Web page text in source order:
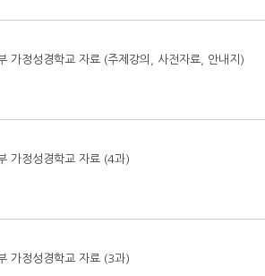
가정성경학교 자료 (주제강의, 사전자료, 안내지)
가정성경학교 자료 (4과)
가정성경학교 자료 (3과)